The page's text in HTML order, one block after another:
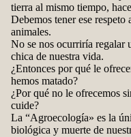
tierra al mismo tiempo,
Debemos tener ese
animales.
No se nos ocurriría regalar
chica de nuestra vida.
¿Entonces por qué le
hemos matado?
¿Por qué no le ofrecemos
cuide?
La “Agroecología» es la
biológica y muerte de